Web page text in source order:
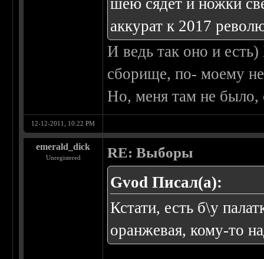
шею сядет и ножки
аккурат к 2017
И ведь так оно и
сборище, по- моему не
Но, меня там не было,
12-12-2011, 10:22 PM
emerald_dick
Unregistered RE: Выборы
Gvod Писал(а):
Кстати, есть б\у
оранжевая, кому-то